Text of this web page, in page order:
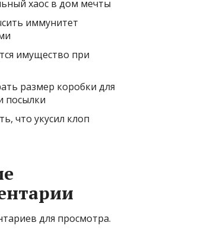
хаос в дом мечты
иммунитет
имущество при
размер коробки для
посылки
что укусил клоп
для просмотра.